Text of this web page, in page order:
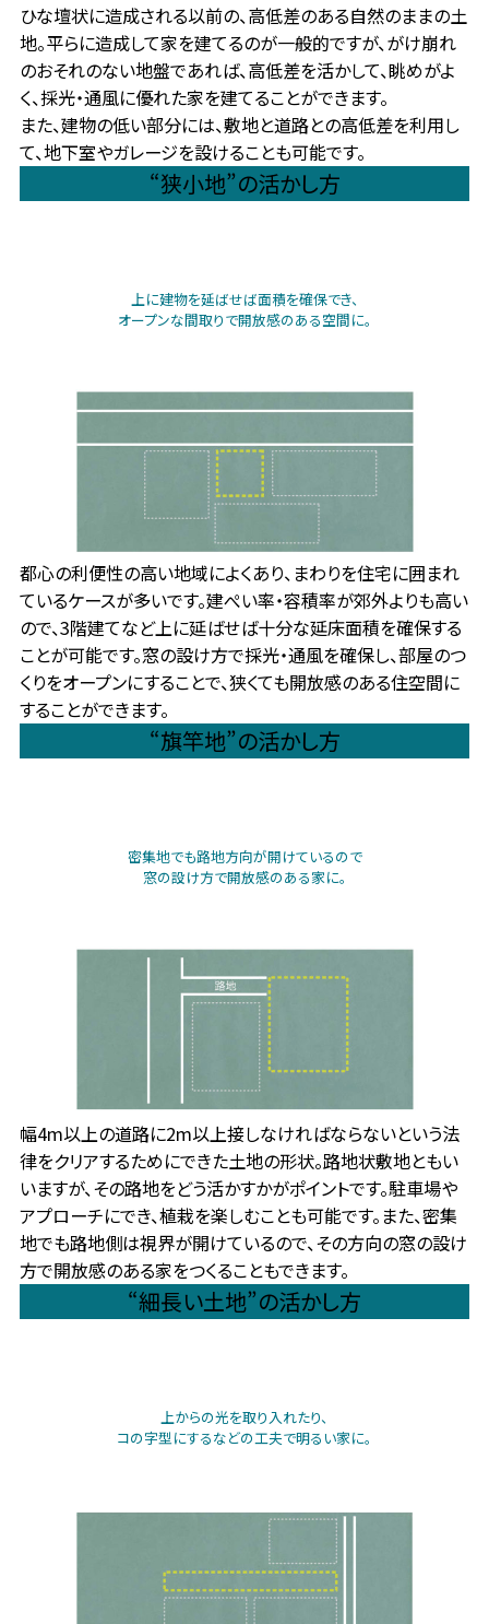
ひな壇状に造成される以前の、高低差のある自然のままの土
地。平らに造成して家を建てるのが一般的ですが、がけ崩れ
のおそれのない地盤であれば、高低差を活かして、眺めがよ
く、採光・通風に優れた家を建てることができます。
また、建物の低い部分には、敷地と道路との高低差を利用し
て、地下室やガレージを設けることも可能です。
“狭小地”の活かし方
上に建物を延ばせば面積を確保でき、
オープンな間取りで開放感のある空間に。
都心の利便性の高い地域によくあり、まわりを住宅に囲まれ
ているケースが多いです。建ぺい率・容積率が郊外よりも高い
ので、3階建てなど上に延ばせば十分な延床面積を確保する
ことが可能です。窓の設け方で採光・通風を確保し、部屋のつ
くりをオープンにすることで、狭くても開放感のある住空間に
することができます。
“旗竿地”の活かし方
密集地でも路地方向が開けているので
窓の設け方で開放感のある家に。
幅4m以上の道路に2m以上接しなければならないという法
律をクリアするためにできた土地の形状。路地状敷地ともい
いますが、その路地をどう活かすかがポイントです。駐車場や
アプローチにでき、植栽を楽しむことも可能です。また、密集
地でも路地側は視界が開けているので、その方向の窓の設け
方で開放感のある家をつくることもできます。
“細長い土地”の活かし方
上からの光を取り入れたり、
コの字型にするなどの工夫で明るい家に。